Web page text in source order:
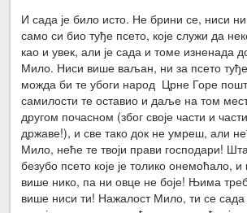
И сада је било исто. Не брини се, ниси
само си био туђе псето, које служи да
као и увек, али је сада и томе изненада
Мило. Ниси више ваљан, ни за псето
можда би те убоги народ Црне Горе
самилости те оставио и даље на том
другом почасном (због своје части и
државе!), и све тако док не умреш, али
Мило, неће те твоји прави господари!
безубо псето које је толико онемоћало, и
више нико, па ни овце не боје! Њима
више ниси ти! Нажалост Мило, ти се